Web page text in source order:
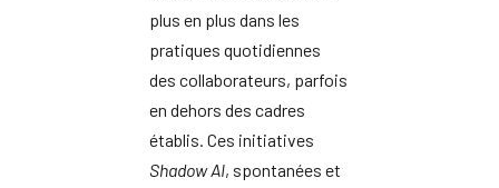
plus en plus dans les
pratiques quotidiennes
des collaborateurs, parfois
en dehors des cadres
établis. Ces initiatives
Shadow AI, spontanées et